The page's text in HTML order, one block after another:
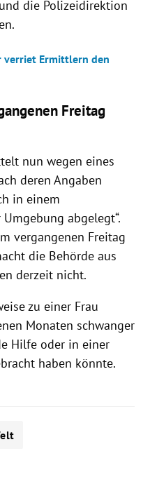
die Polizeidirektion
verriet Ermittlern den
Freitag
nun wegen eines
deren Angaben
in einem
abgelegt“.
vergangenen Freitag
die Behörde aus
derzeit nicht.
zu einer Frau
Monaten schwanger
Hilfe oder in einer
haben könnte.